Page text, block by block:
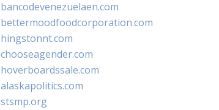
bancodevenezuelaen.com
bettermoodfoodcorporation.com
hingstonnt.com
chooseagender.com
hoverboardssale.com
alaskapolitics.com
stsmp.org